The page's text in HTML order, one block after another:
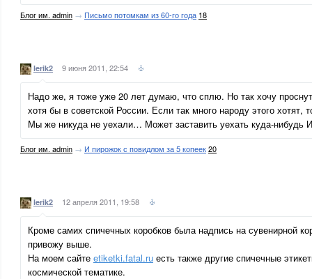
Блог им. admin → Письмо потомкам из 60-го года 18
lerik2 9 июня 2011, 22:54
Надо же, я тоже уже 20 лет думаю, что сплю. Но так хочу
хотя бы в советской России. Если так много народу этого хотят,
Мы же никуда не уехали… Может заставить уехать куда-нибудь
Блог им. admin → И пирожок с повидлом за 5 копеек20
lerik2 12 апреля 2011, 19:58
Кроме самих спичечных коробков была надпись на сувенирной
привожу выше.
На моем сайте etiketki.fatal.ru есть также другие спичечные
космической тематике.